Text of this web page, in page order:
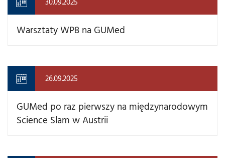
Warsztaty WP8 na GUMed
26.09.2025
GUMed po raz pierwszy na międzynarodowym
Science Slam w Austrii